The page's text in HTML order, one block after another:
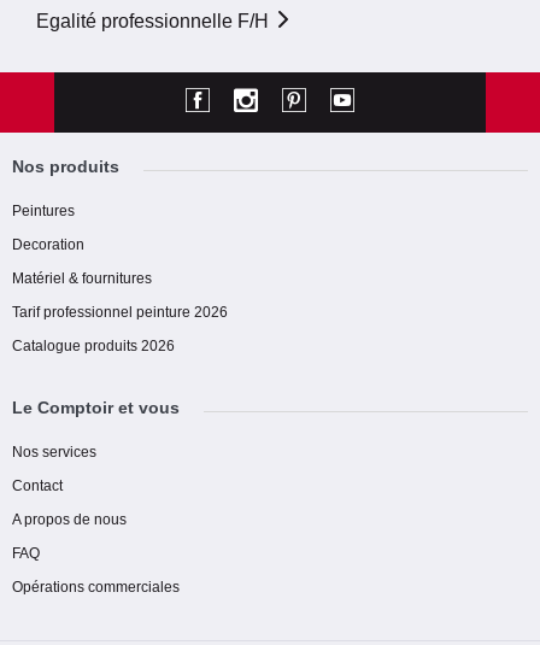
Egalité professionnelle F/H
Nos produits
Peintures
Decoration
Matériel & fournitures
Tarif professionnel peinture 2026
Catalogue produits 2026
Le Comptoir et vous
Nos services
Contact
A propos de nous
FAQ
Opérations commerciales